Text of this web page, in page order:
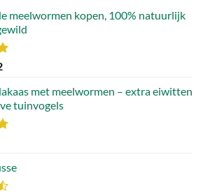
meelwormen kopen, 100% natuurlijk
met meelwormen – extra eiwitten
tuinvogels